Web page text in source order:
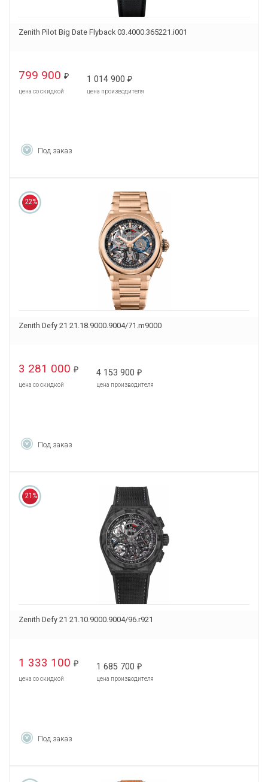
Zenith Pilot Big Date Flyback 03.4000.365221.i001
799 900 ₽
цена со скидкой
1 014 900 ₽
цена производителя
Под заказ
22%
Zenith Defy 21 21.18.9000.9004/71.m9000
3 281 000 ₽
цена со скидкой
4 153 900 ₽
цена производителя
Под заказ
21%
Zenith Defy 21 21.10.9000.9004/96.r921
1 333 100 ₽
цена со скидкой
1 685 700 ₽
цена производителя
Под заказ